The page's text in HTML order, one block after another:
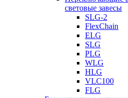
световые завесы
SLG-2
FlexChain
ELG
SLG
PLG
WLG
HLG
VLC100
FLG